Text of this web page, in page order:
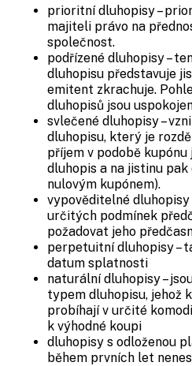
prioritní dluhopisy –
majiteli právo na
společnost.
podřízené dluhopisy –
dluhopisu představuje
emitent zkrachuje.
dluhopisů jsou
svlečené dluhopisy –
dluhopisu, který je
příjem v podobě
dluhopis a na jistinu
nulovým kupónem).
vypověditelné dluhopisy
určitých podmínek
požadovat jeho
perpetuitní dluhopisy –
datum splatnosti
naturální dluhopisy –
typem dluhopisu, jehož
probíhají v určité
k výhodné koupi
dluhopisy s odloženou
během prvních let